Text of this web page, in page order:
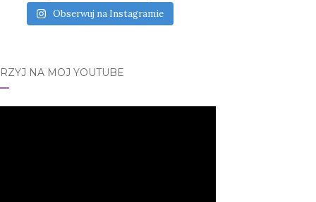
Obserwuj na Instagramie
NA MÓJ YOUTUBE